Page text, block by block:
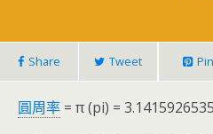
Share Tweet Pin
圓周率 = π (pi) =